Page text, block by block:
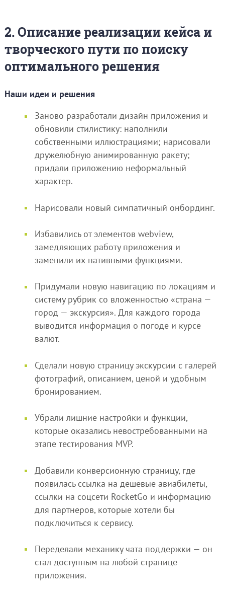
2. Описание реализации кейса и
творческого пути по поиску
оптимального решения
Наши идеи и решения
Заново разработали дизайн приложения и
обновили стилистику: наполнили
собственными иллюстрациями; нарисовали
дружелюбную анимированную ракету;
придали приложению неформальный
характер.
Нарисовали новый симпатичный онбординг.
Избавились от элементов webview,
замедляющих работу приложения и
заменили их нативными функциями.
Придумали новую навигацию по локациям и
систему рубрик со вложенностью «страна —
город — экскурсия». Для каждого города
выводится информация о погоде и курсе
валют.
Сделали новую страницу экскурсии с галерей
фотографий, описанием, ценой и удобным
бронированием.
Убрали лишние настройки и функции,
которые оказались невостребованными на
этапе тестирования MVP.
Добавили конверсионную страницу, где
появилась ссылка на дешёвые авиабилеты,
ссылки на соцсети RocketGo и информацию
для партнеров, которые хотели бы
подключиться к сервису.
Переделали механику чата поддержки — он
стал доступным на любой странице
приложения.